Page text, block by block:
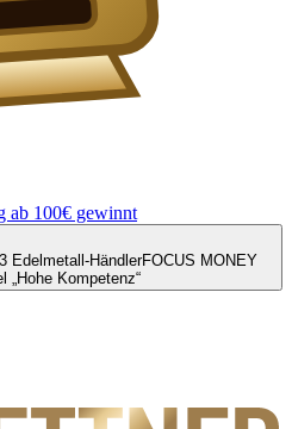
ab 100€ gewinnt
Edelmetall-HändlerFOCUS MONEY
„Hohe Kompetenz“